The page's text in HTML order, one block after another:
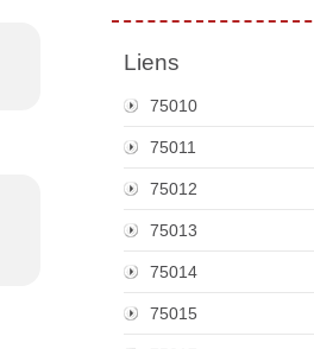
Liens
75010
75011
75012
75013
75014
75015